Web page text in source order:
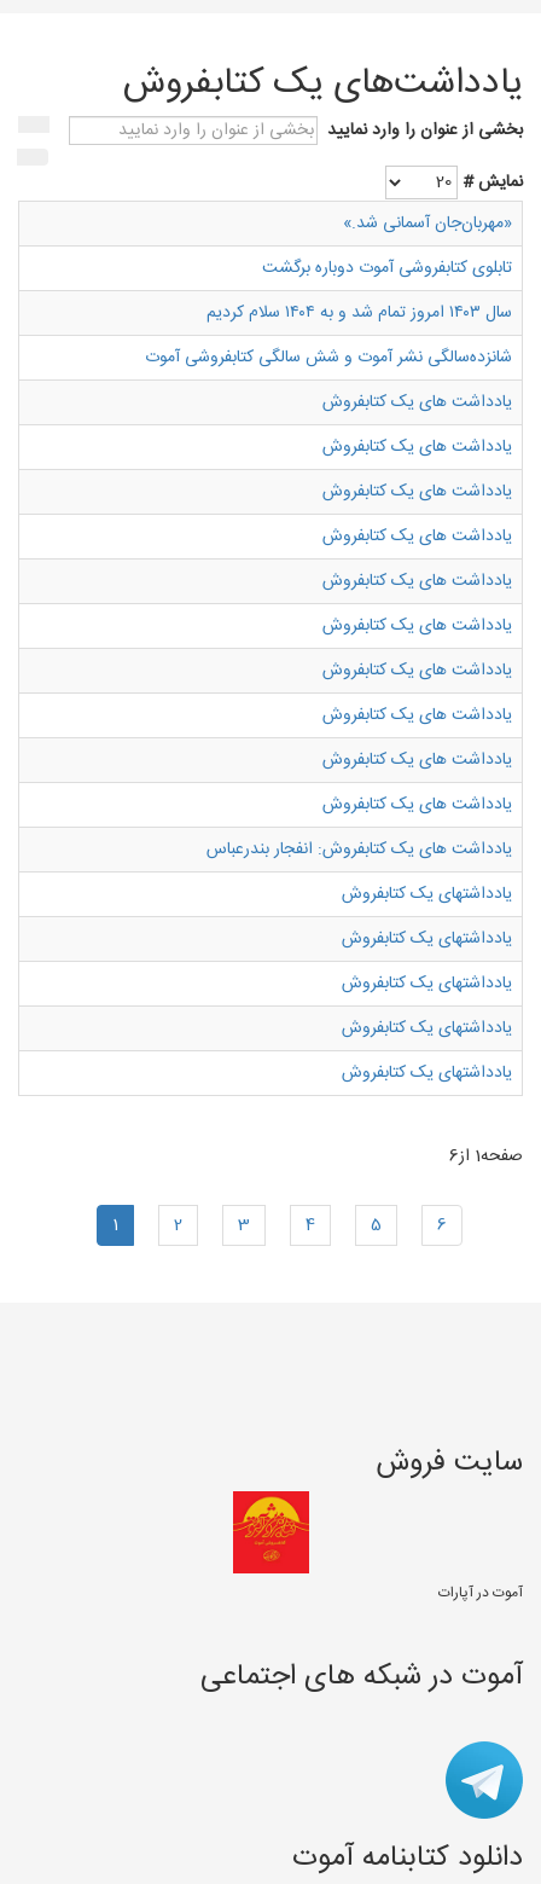
یادداشت‌های یک کتابفروش
بخشی از عنوان را وارد نمایید
نمایش #
«مهربان‌جان آسمانی شد.»
تابلوی کتابفروشی آموت دوباره برگشت
سال ۱۴۰۳ امروز تمام شد و به ۱۴۰۴ سلام کردیم
شانزده‌سالگی نشر آموت و شش سالگی کتابفروشی آموت
یادداشت های یک کتابفروش
یادداشت های یک کتابفروش
یادداشت های یک کتابفروش
یادداشت های یک کتابفروش
یادداشت های یک کتابفروش
یادداشت های یک کتابفروش
یادداشت های یک کتابفروش
یادداشت های یک کتابفروش
یادداشت های یک کتابفروش
یادداشت های یک کتابفروش
یادداشت های یک کتابفروش: انفجار بندرعباس
یادداشتهای یک کتابفروش
یادداشتهای یک کتابفروش
یادداشتهای یک کتابفروش
یادداشتهای یک کتابفروش
یادداشتهای یک کتابفروش
صفحه1 از6
1 2 3 4 5 6
سایت فروش
آموت در آپارات
آموت در شبکه های اجتماعی
دانلود کتابنامه آموت